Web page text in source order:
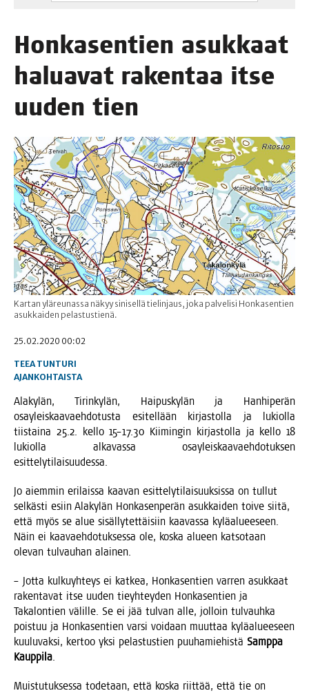
Hon­ka­sen­tien asuk­kaat
halua­vat raken­taa itse
uuden tien
Kartan yläreunassa näkyy sinisellä tielinjaus, joka palvelisi Honkasentien
asukkaiden pelastustienä.
25.02.2020 00:02
TEEA TUNTURI
AJANKOHTAISTA
Alakylän, Tirinkylän, Haipuskylän ja Hanhiperän
osay­leis­kaa­vaeh­do­tus­ta esi­tel­lään kir­jas­tol­la ja lukiol­la
tiis­tai­na 25.2. kel­lo 15–17.30 Kii­min­gin kir­jas­tol­la ja kel­lo 18
lukiol­la alka­vas­sa osay­leis­kaa­vaeh­do­tuk­sen
esittelytilaisuudessa.
Jo aiem­min eri­lais­sa kaa­van esit­te­ly­ti­lai­suuk­sis­sa on tul­lut
sel­käs­ti esiin Ala­ky­län Hon­ka­sen­pe­rän asuk­kai­den toi­ve sii­tä,
että myös se alue sisäl­ly­tet­täi­siin kaa­vas­sa kylä­alu­ee­seen.
Näin ei kaa­vaeh­do­tuk­ses­sa ole, kos­ka alu­een kat­so­taan
ole­van tul­vau­han alainen.
– Jot­ta kul­ku­yh­teys ei kat­kea, Hon­ka­sen­tien var­ren asuk­kaat
raken­ta­vat itse uuden tie­yh­tey­den Hon­ka­sen­tien ja
Taka­lon­tien välil­le. Se ei jää tul­van alle, jol­loin tul­vauh­ka
pois­tuu ja Hon­ka­sen­tien var­si voi­daan muut­taa kylä­alu­ee­seen
kuu­lu­vak­si, ker­too yksi pelas­tus­tien puu­ha­mie­his­tä Samp­pa
Kaup­pi­la.
Muis­tu­tuk­ses­sa tode­taan, että kos­ka riit­tää, että tie on